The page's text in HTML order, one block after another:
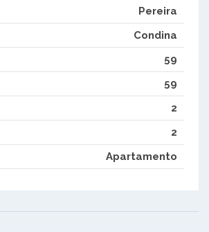
Pereira
Condina
59
59
2
2
Apartamento